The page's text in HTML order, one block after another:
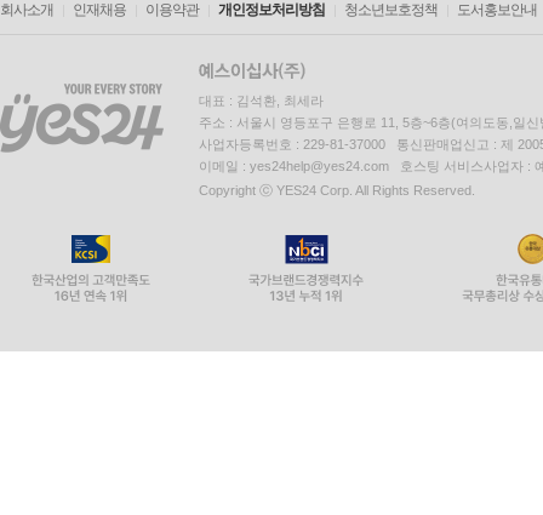
회사소개 인재채용 이용약관 개인정보처리방침 청소년보호정책 도서홍보안내
대표 : 김석환, 최세라
주소 : 서울시 영등포구 은행로 11, 5층~6층(여의도동,일신
사업자등록번호 : 229-81-37000 통신판매업신고 : 제
이메일 : yes24help@yes24.com 호스팅 서비스사업자 :
Copyright ⓒ YES24 Corp. All Rights Reserved.